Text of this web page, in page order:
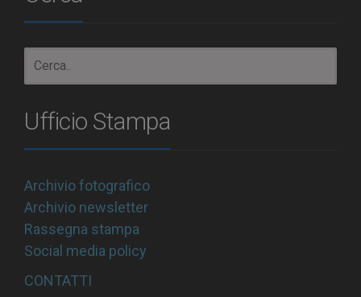
Ufficio Stampa
Archivio fotografico
Archivio newsletter
Rassegna stampa
Social media policy
CONTATTI